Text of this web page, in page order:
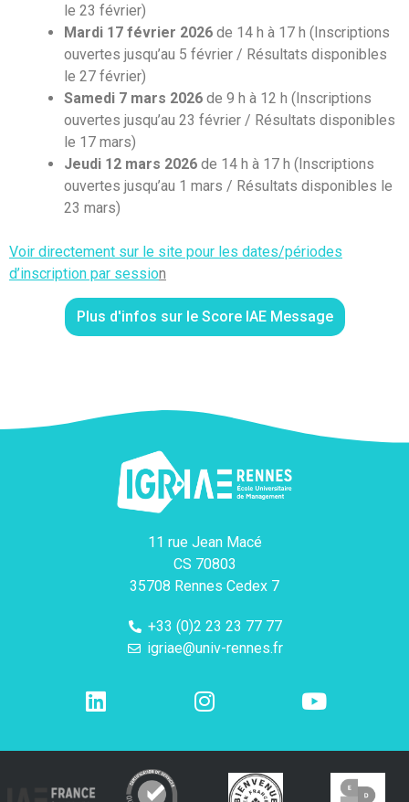
le 23 février)
Mardi 17 février 2026 de 14 h à 17 h (Inscriptions
ouvertes jusqu’au 5 février / Résultats disponibles
le 27 février)
Samedi 7 mars 2026 de 9 h à 12 h (Inscriptions
ouvertes jusqu’au 23 février / Résultats disponibles
le 17 mars)
Jeudi 12 mars 2026 de 14 h à 17 h (Inscriptions
ouvertes jusqu’au 1 mars / Résultats disponibles le
23 mars)
Voir directement sur le site pour les dates/périodes
d’inscription par session
Plus d'infos sur le Score IAE Message
11 rue Jean Macé
CS 70803
35708 Rennes Cedex 7
+33 (0)2 23 23 77 77
igriae@univ-rennes.fr